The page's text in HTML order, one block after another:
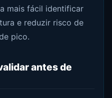
mais fácil identificar
e reduzir risco de
pico.
antes de